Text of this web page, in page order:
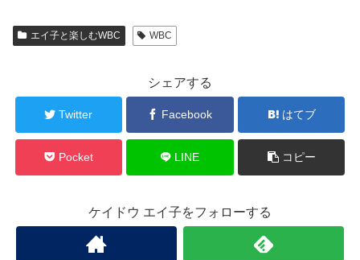
エイ子と楽しむWBC WBC
シェアする
Twitter Facebook はてブ
Pocket LINE コピー
ケイドウ エイ子をフォローする